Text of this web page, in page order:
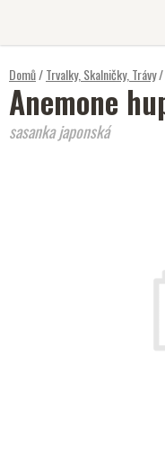
Domů/Trvalky, Skalničky, Trávy/
Anemone
sasanka japonská